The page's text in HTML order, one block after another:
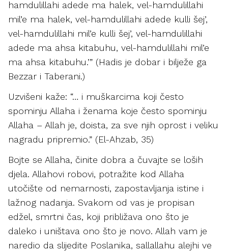
hamdulillahi adede ma halek, vel-hamdulillahi
mil’e ma halek, vel-hamdulillahi adede kulli šej’,
vel-hamdulillahi mil’e kulli šej’, vel-hamdulillahi
adede ma ahsa kitabuhu, vel-hamdulillahi mil’e
ma ahsa kitabuhu.’” (Hadis je dobar i bilježe ga
Bezzar i Taberani.)
Uzvišeni kaže: “… i muškarcima koji često
spominju Allaha i ženama koje često spominju
Allaha – Allah je, doista, za sve njih oprost i veliku
nagradu pripremio.” (El-Ahzab, 35)
Bojte se Allaha, činite dobra a čuvajte se loših
djela. Allahovi robovi, potražite kod Allaha
utočište od nemarnosti, zapostavljanja istine i
lažnog nadanja. Svakom od vas je propisan
edžel, smrtni čas, koji približava ono što je
daleko i uništava ono što je novo. Allah vam je
naredio da slijedite Poslanika, sallallahu alejhi ve